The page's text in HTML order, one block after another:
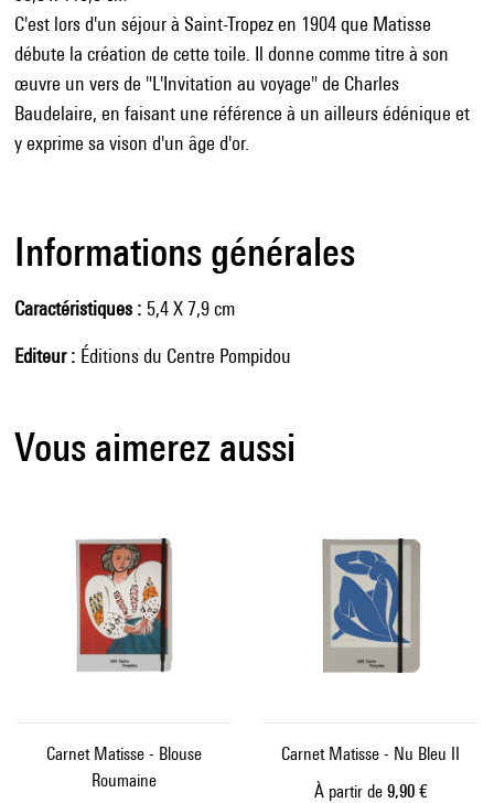
C'est lors d'un séjour à Saint-Tropez en 1904 que Matisse
débute la création de cette toile. Il donne comme titre à son
œuvre un vers de "L'Invitation au voyage" de Charles
Baudelaire, en faisant une référence à un ailleurs édénique et
y exprime sa vison d'un âge d'or.
Informations générales
Caractéristiques 5,4 X 7,9 cm
Editeur Éditions du Centre Pompidou
Vous aimerez aussi
Carnet Matisse - Blouse
Roumaine
Carnet Matisse - Nu Bleu II
À partir de Prix ​​actuel
9,90 €